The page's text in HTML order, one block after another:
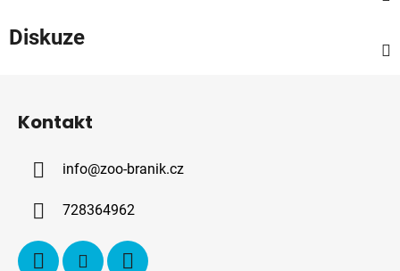
Diskuze
Kontakt
info@zoo-branik.cz
728364962